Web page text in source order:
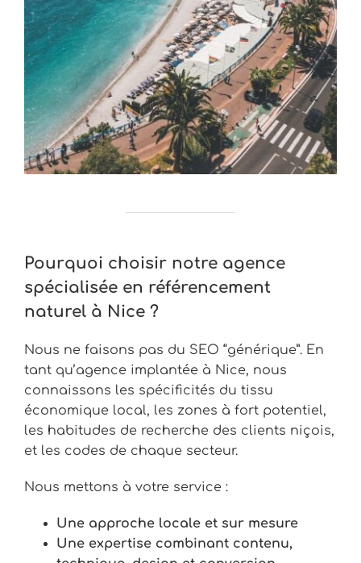
Pourquoi choisir notre agence
spécialisée en référencement
naturel à Nice ?
Nous ne faisons pas du SEO “générique”. En
tant qu’agence implantée à Nice, nous
connaissons les spécificités du tissu
économique local, les zones à fort potentiel,
les habitudes de recherche des clients niçois,
et les codes de chaque secteur.
Nous mettons à votre service :
Une approche locale et sur mesure
Une expertise combinant contenu,